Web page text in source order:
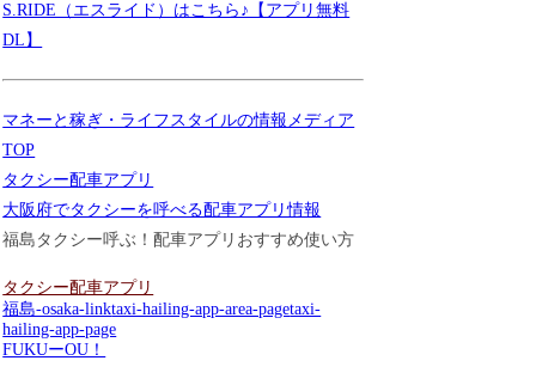
S.RIDE（エスライド）はこちら♪【アプリ無料
DL】
マネーと稼ぎ・ライフスタイルの情報メディア
TOP
タクシー配車アプリ
大阪府でタクシーを呼べる配車アプリ情報
福島タクシー呼ぶ！配車アプリおすすめ使い方
タクシー配車アプリ
福島-osaka-linktaxi-hailing-app-area-pagetaxi-
hailing-app-page
FUKUーOU！